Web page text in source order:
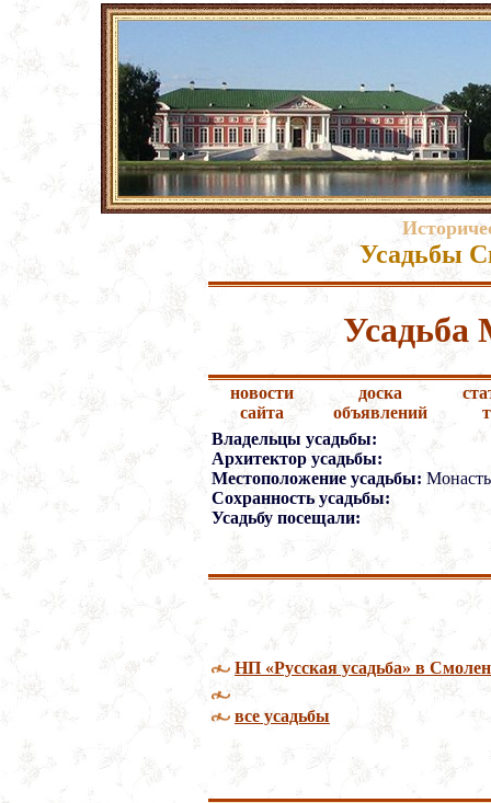
Усадьбы
новости
сайта
доска
объявлений
Владельцы усадьбы:
Архитектор усадьбы:
Местоположение усадьбы:
Сохранность усадьбы:
Усадьбу посещали:
НП «Русская усадьба» в
все усадьбы